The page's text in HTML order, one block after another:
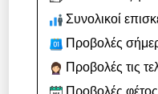
Συνολικοί
Προβολές
Προβολές τις